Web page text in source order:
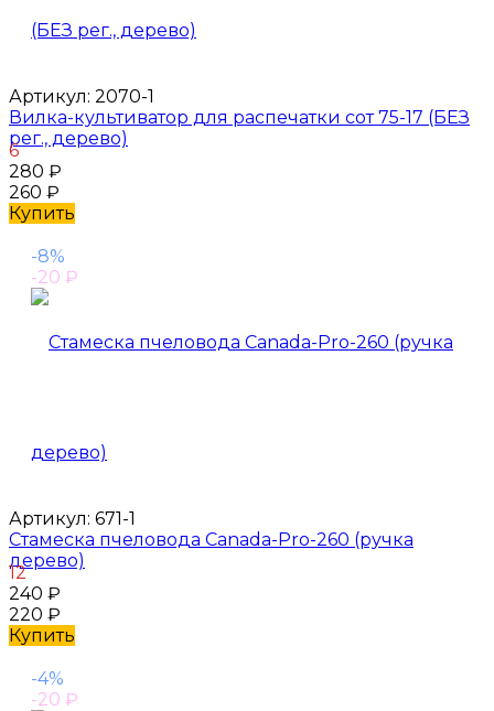
Артикул: 2070-1
Вилка-культиватор для распечатки сот 75-17 (БЕЗ
рег., дерево)
6
280 ₽
260 ₽
Купить
-8%
-20 ₽
Артикул: 671-1
Стамеска пчеловода Canada-Pro-260 (ручка
дерево)
12
240 ₽
220 ₽
Купить
-4%
-20 ₽